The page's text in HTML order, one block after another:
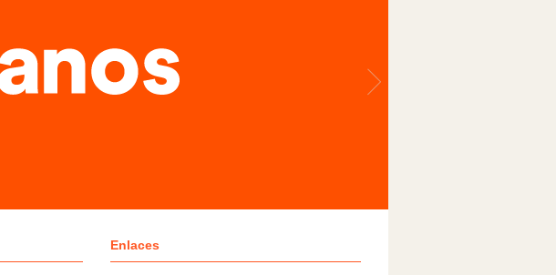
Enlaces